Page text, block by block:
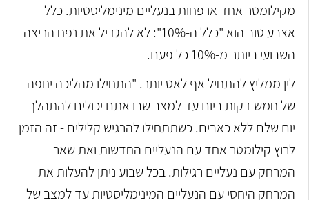
מקילומטר אחד או פחות בנעליים מינימליסטיות. כלל
אצבע טוב הוא "כלל ה-10%": לא להגדיל את נפח הריצה
השבועי ביותר מ-10% כל פעם.
לין ממליץ להתחיל אף לאט יותר. "התחילו מהליכה יחפה
של חמש דקות ביום עד למצב שבו אתם יכולים להתהלך
יום שלם ללא כאבים. כשתתחילו להרגיש קלילים - זה הזמן
לרוץ קילומטר אחד עם הנעליים החדשות ואת שאר
המרחק עם נעליים רגילות. בכל שבוע ניתן להעלות את
המרחק היחסי עם הנעליים המינימליסטיות עד למצב של